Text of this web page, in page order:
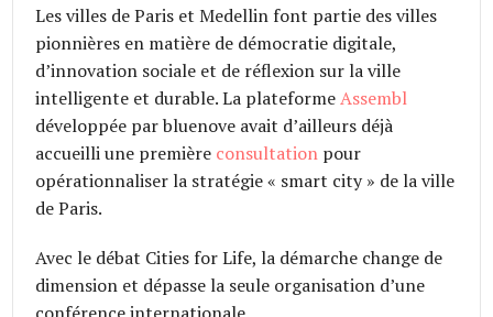
Les villes de Paris et Medellin font partie des villes
pionnières en matière de démocratie digitale,
d’innovation sociale et de réflexion sur la ville
intelligente et durable. La plateformeAssembl
développée par bluenove avait d’ailleurs déjà
accueilli une première consultation pour
opérationnaliser la stratégie « smart city » de la ville
de Paris.
Avec le débat Cities for Life, la démarche change de
dimension et dépasse la seule organisation d’une
conférence internationale.